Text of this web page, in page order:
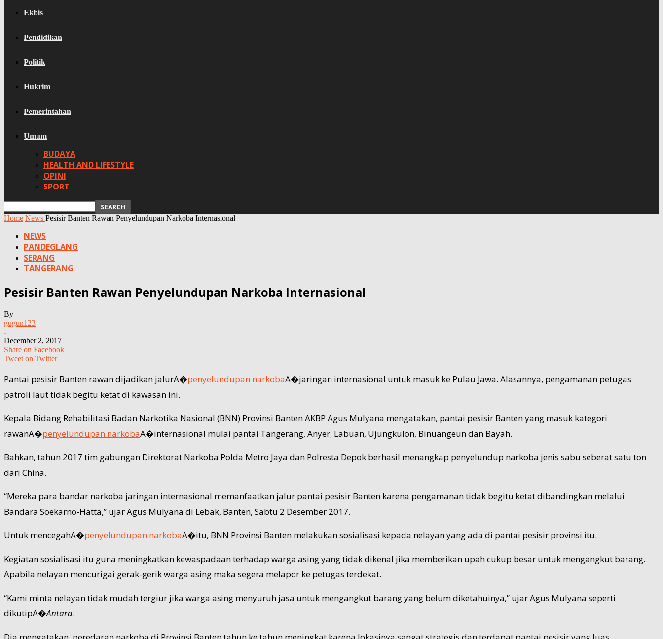
Ekbis
Pendidikan
Politik
Hukrim
Pemerintahan
Umum
BUDAYA
HEALTH AND LIFESTYLE
OPINI
SPORT
Home News Pesisir Banten Rawan Penyelundupan Narkoba Internasional
NEWS
PANDEGLANG
SERANG
TANGERANG
Pesisir Banten Rawan Penyelundupan Narkoba Internasional
By
gugun123
-
December 2, 2017
Share on Facebook
Tweet on Twitter
Pantai pesisir Banten rawan dijadikan jalurA�penyelundupan narkobaA�jaringan internasional untuk masuk ke Pulau Jawa. Alasannya, pengamanan petugas
patroli laut tidak begitu ketat di kawasan ini.
Kepala Bidang Rehabilitasi Badan Narkotika Nasional (BNN) Provinsi Banten AKBP Agus Mulyana mengatakan, pantai pesisir Banten yang masuk kategori
rawanA�penyelundupan narkobaA�internasional mulai pantai Tangerang, Anyer, Labuan, Ujungkulon, Binuangeun dan Bayah.
Bahkan, tahun 2017 tim gabungan Direktorat Narkoba Polda Metro Jaya dan Polresta Depok berhasil menangkap penyelundup narkoba jenis sabu seberat satu ton
dari China.
“Mereka para bandar narkoba jaringan internasional memanfaatkan jalur pantai pesisir Banten karena pengamanan tidak begitu ketat dibandingkan melalui
Bandara Soekarno-Hatta,” ujar Agus Mulyana di Lebak, Banten, Sabtu 2 Desember 2017.
Untuk mencegahA�penyelundupan narkobaA�itu, BNN Provinsi Banten melakukan sosialisasi kepada nelayan yang ada di pantai pesisir provinsi itu.
Kegiatan sosialisasi itu guna meningkatkan kewaspadaan terhadap warga asing yang tidak dikenal jika memberikan upah cukup besar untuk mengangkut barang.
Apabila nelayan mencurigai gerak-gerik warga asing maka segera melapor ke petugas terdekat.
“Kami minta nelayan tidak mudah tergiur jika warga asing menyuruh jasa untuk mengangkut barang yang belum diketahuinya,” ujar Agus Mulyana seperti
dikutipA�Antara.
Dia mengatakan, peredaran narkoba di Provinsi Banten tahun ke tahun meningkat karena lokasinya sangat strategis dan terdapat pantai pesisir yang luas.